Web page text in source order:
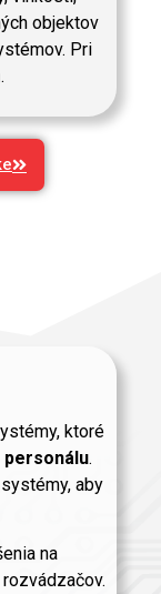
objektov
Pri
.
ktoré
personálu.
aby
na